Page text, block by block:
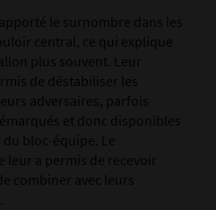
le surnombre dans les
central, ce qui explique
plus souvent. Leur
de déstabiliser les
adversaires, parfois
et donc disponibles
bloc-équipe . Le
leur a permis de recevoir
combiner avec leurs